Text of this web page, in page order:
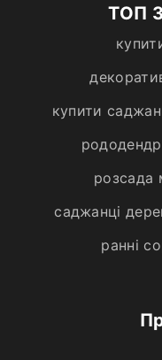
ТОП
купити
розсада
саджанці
ранні